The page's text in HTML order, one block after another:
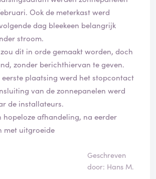
Ook de meterkast werd
dag bleekeen belangrijk
stroom.
dit in orde gemaakt worden, doch
zonder berichthiervan te geven.
eerste plaatsing werd het stopcontact
van de zonnepanelen werd
de installateurs.
hopeloze afhandeling, na eerder
met uitgroeide
Geschreven
door: Hans M.